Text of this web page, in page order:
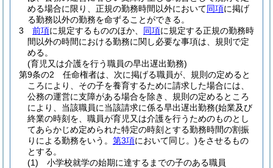
める場合に限り、正規の勤務時間以外において同項に掲げ
る勤務以外の勤務を命ずることができる。
3
前項に規定するもののほか、 同項に規定する正規の勤務時
間以外の時間における勤務に関し必要な事項は、規則で定
める。
(育児又は介護を行う職員の早出遅出勤務)
第9条の2
任命権者は、次に掲げる職員が、規則の定めると
ころにより、その子を養育するために請求した場合には、
公務の運営に支障がある場合を除き、規則の定めるところ
により、当該職員に当該請求に係る早出遅出勤務(始業及び
終業の時刻を、職員が育児又は介護を行うためのものとし
てあらかじめ定められた特定の時刻とする勤務時間の割振
りによる勤務をいう。 第3項において同じ。)をさせるもの
とする。
(1)
小学校就学の始期に達するまでの子のある職員